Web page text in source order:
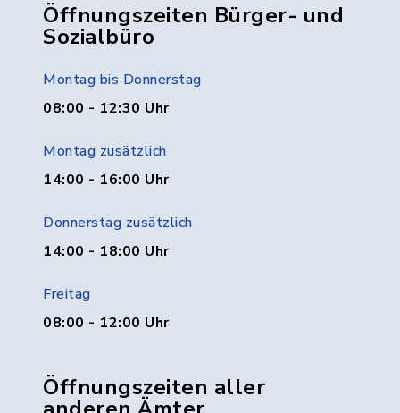
Öffnungszeiten Bürger- und
Sozialbüro
Montag bis Donnerstag
08:00 - 12:30 Uhr
Montag zusätzlich
14:00 - 16:00 Uhr
Donnerstag zusätzlich
14:00 - 18:00 Uhr
Freitag
08:00 - 12:00 Uhr
Öffnungszeiten aller